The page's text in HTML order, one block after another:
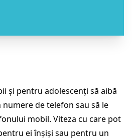
și pentru adolescenți să aibă
de telefon sau să le
mobil. Viteza cu care pot
ei înșiși sau pentru un